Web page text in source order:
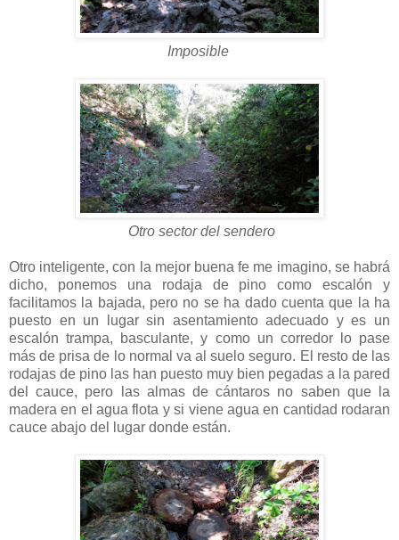
Imposible
Otro sector del sendero
Otro inteligente, con la mejor buena fe me imagino, se habrá
dicho, ponemos una rodaja de pino como escalón y
facilitamos la bajada, pero no se ha dado cuenta que la ha
puesto en un lugar sin asentamiento adecuado y es un
escalón trampa, basculante, y como un corredor lo pase
más de prisa de lo normal va al suelo seguro. El resto de las
rodajas de pino las han puesto muy bien pegadas a la pared
del cauce, pero las almas de cántaros no saben que la
madera en el agua flota y si viene agua en cantidad rodaran
cauce abajo del lugar donde están.